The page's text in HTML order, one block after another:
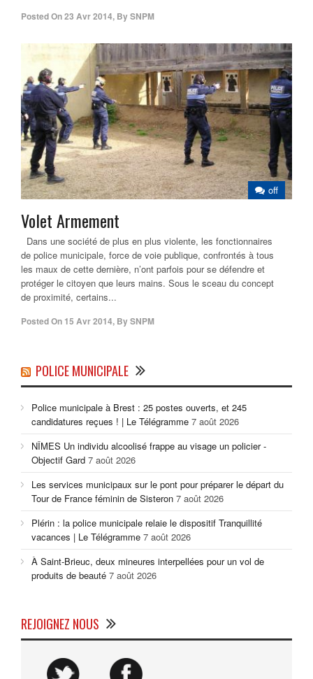
Posted On23 Avr 2014, BySNPM
off
Volet Armement
Dans une société de plus en plus violente, les fonctionnaires
de police municipale, force de voie publique, confrontés à tous
les maux de cette dernière, n’ont parfois pour se défendre et
protéger le citoyen que leurs mains. Sous le sceau du concept
de proximité, certains...
Posted On 15 Avr 2014, BySNPM
POLICE MUNICIPALE
Police municipale à Brest : 25 postes ouverts, et 245
candidatures reçues ! | Le Télégramme 7 août 2026
NÎMES Un individu alcoolisé frappe au visage un policier -
Objectif Gard 7 août 2026
Les services municipaux sur le pont pour préparer le départ du
Tour de France féminin de Sisteron 7 août 2026
Plérin : la police municipale relaie le dispositif Tranquillité
vacances | Le Télégramme 7 août 2026
À Saint-Brieuc, deux mineures interpellées pour un vol de
produits de beauté 7 août 2026
REJOIGNEZ NOUS